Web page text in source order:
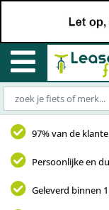
97% van de
Persoonlijke en
Geleverd binnen